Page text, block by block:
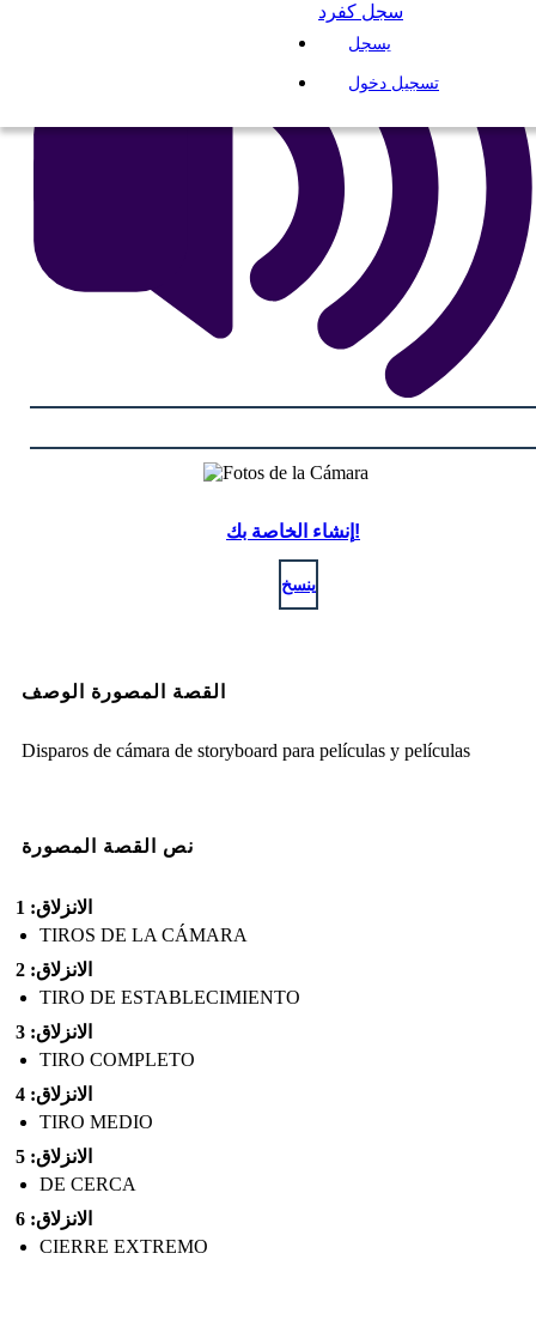
سجل كفرد
يسجل
تسجيل دخول
إنشاء الخاصة بك!
ينسخ
القصة المصورة الوصف
Disparos de cámara de storyboard para películas y películas
نص القصة المصورة
الانزلاق: 1
TIROS DE LA CÁMARA
الانزلاق: 2
TIRO DE ESTABLECIMIENTO
الانزلاق: 3
TIRO COMPLETO
الانزلاق: 4
TIRO MEDIO
الانزلاق: 5
DE CERCA
الانزلاق: 6
CIERRE EXTREMO